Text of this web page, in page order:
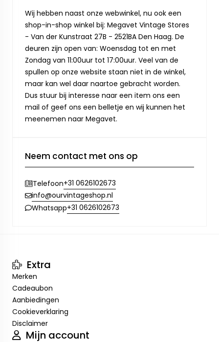
Wij hebben naast onze webwinkel, nu ook een
shop-in-shop winkel bij: Megavet Vintage Stores
- Van der Kunstraat 27B - 2521BA Den Haag. De
deuren zijn open van: Woensdag tot en met
Zondag van 11:00uur tot 17:00uur. Veel van de
spullen op onze website staan niet in de winkel,
maar kan wel daar naartoe gebracht worden.
Dus stuur bij interesse naar een item ons een
mail of geef ons een belletje en wij kunnen het
meenemen naar Megavet.
Neem contact met ons op
Telefoon+31 0626102673
info@ourvintageshop.nl
Whatsapp+31 0626102673
Extra
Merken
Cadeaubon
Aanbiedingen
Cookieverklaring
Disclaimer
Mijn account